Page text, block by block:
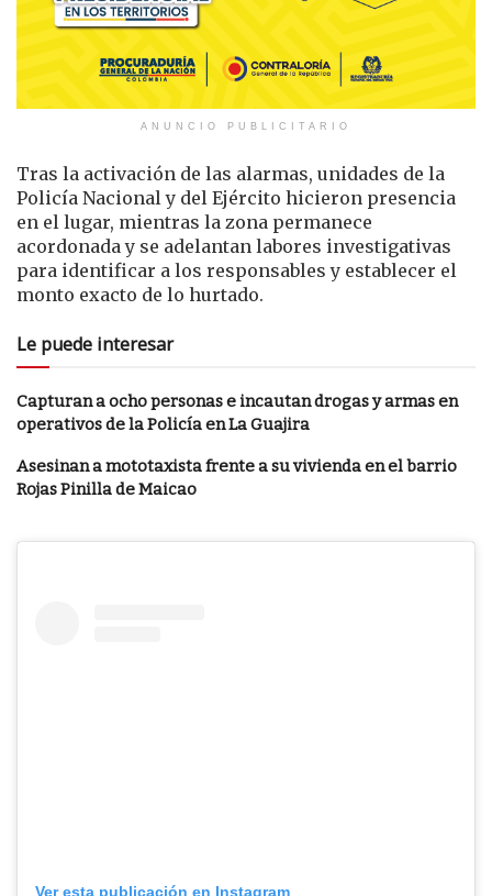
ANUNCIO PUBLICITARIO
Tras la activación de las alarmas, unidades de la
Policía Nacional y del Ejército hicieron presencia
en el lugar, mientras la zona permanece
acordonada y se adelantan labores investigativas
para identificar a los responsables y establecer el
monto exacto de lo hurtado.
Le puede interesar
Capturan a ocho personas e incautan drogas y armas en
operativos de la Policía en La Guajira
Asesinan a mototaxista frente a su vivienda en el barrio
Rojas Pinilla de Maicao
Ver esta publicación en Instagram